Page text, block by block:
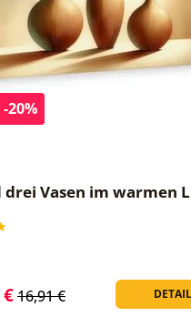
20%
drei Vasen im warmen
DETAIL
16,91 €